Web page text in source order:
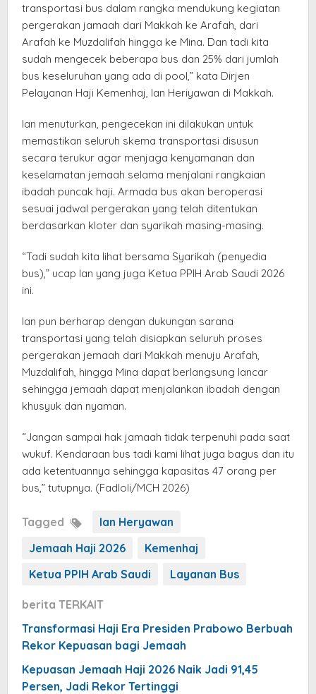
transportasi bus dalam rangka mendukung kegiatan
pergerakan jamaah dari Makkah ke Arafah, dari
Arafah ke Muzdalifah hingga ke Mina. Dan tadi kita
sudah mengecek beberapa bus dan 25% dari jumlah
bus keseluruhan yang ada di pool,” kata Dirjen
Pelayanan Haji Kemenhaj, Ian Heriyawan di Makkah.
Ian menuturkan, pengecekan ini dilakukan untuk
memastikan seluruh skema transportasi disusun
secara terukur agar menjaga kenyamanan dan
keselamatan jemaah selama menjalani rangkaian
ibadah puncak haji. Armada bus akan beroperasi
sesuai jadwal pergerakan yang telah ditentukan
berdasarkan kloter dan syarikah masing-masing.
“Tadi sudah kita lihat bersama Syarikah (penyedia
bus),” ucap Ian yang juga Ketua PPIH Arab Saudi 2026
ini.
Ian pun berharap dengan dukungan sarana
transportasi yang telah disiapkan seluruh proses
pergerakan jemaah dari Makkah menuju Arafah,
Muzdalifah, hingga Mina dapat berlangsung lancar
sehingga jemaah dapat menjalankan ibadah dengan
khusyuk dan nyaman.
“Jangan sampai hak jamaah tidak terpenuhi pada saat
wukuf. Kendaraan bus tadi kami lihat juga bagus dan itu
ada ketentuannya sehingga kapasitas 47 orang per
bus,” tutupnya. (Fadloli/MCH 2026)
Tagged
Ian Heryawan
Jemaah Haji 2026
Kemenhaj
Ketua PPIH Arab Saudi
Layanan Bus
berita TERKAIT
Transformasi Haji Era Presiden Prabowo Berbuah
Rekor Kepuasan bagi Jemaah
Kepuasan Jemaah Haji 2026 Naik Jadi 91,45
Persen, Jadi Rekor Tertinggi